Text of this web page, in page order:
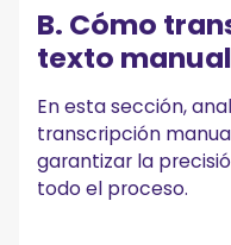
B. Cómo
texto
En esta sección,
transcripción
garantizar la
todo el proceso.